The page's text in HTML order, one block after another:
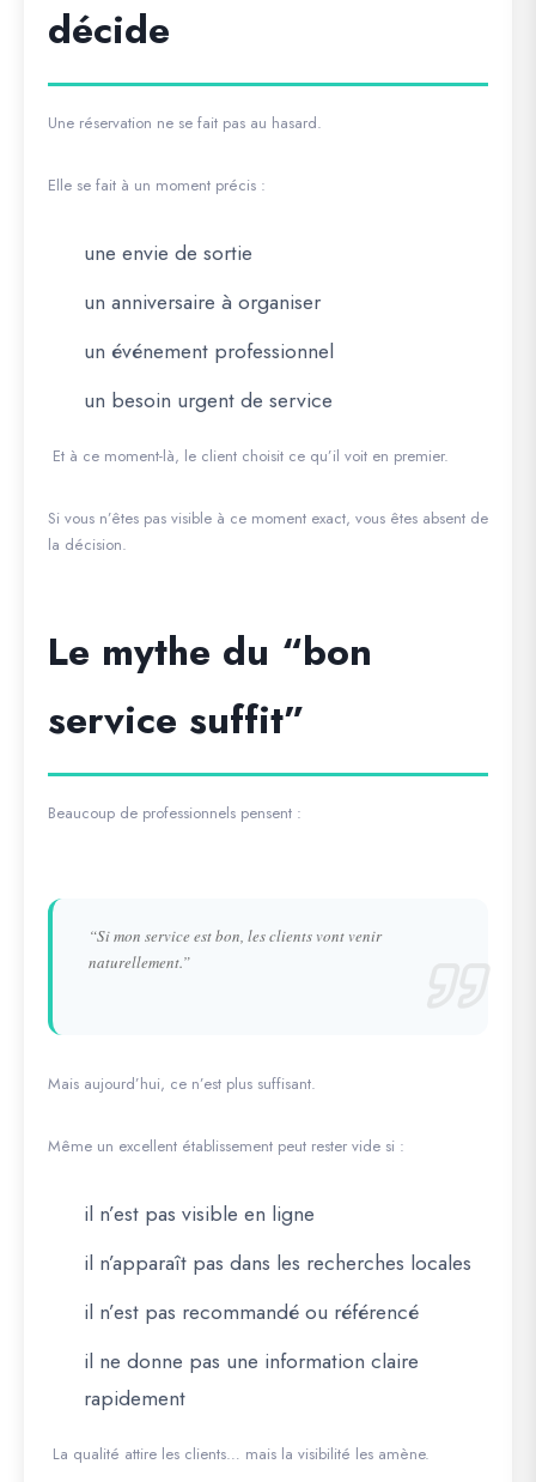
décide
Une réservation ne se fait pas au hasard.
Elle se fait à un moment précis :
une envie de sortie
un anniversaire à organiser
un événement professionnel
un besoin urgent de service
Et à ce moment-là, le client choisit ce qu’il voit en premier.
Si vous n’êtes pas visible à ce moment exact, vous êtes absent de
la décision.
Le mythe du “bon
service suffit”
Beaucoup de professionnels pensent :
“Si mon service est bon, les clients vont venir
naturellement.”
Mais aujourd’hui, ce n’est plus suffisant.
Même un excellent établissement peut rester vide si :
il n’est pas visible en ligne
il n’apparaît pas dans les recherches locales
il n’est pas recommandé ou référencé
il ne donne pas une information claire
rapidement
La qualité attire les clients… mais la visibilité les amène.